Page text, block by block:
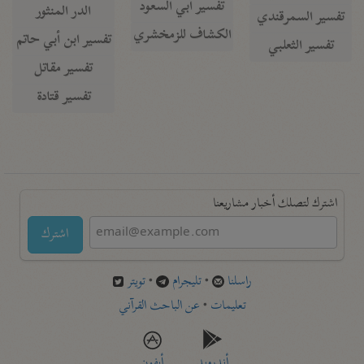
تفسير السمرقندي
تفسير الثعلبي
تفسير أبي السعود
الكشاف للزمخشري
الدر المنثور
تفسير ابن أبي حاتم
تفسير مقاتل
تفسير قتادة
اشترك لتصلك أخبار مشاريعنا
اشترك
راسلنا •تليجرام •تويتر
تعليمات •عن الباحث القرآني